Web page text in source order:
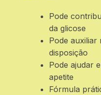
Pode
da glicose
Pode auxiliar
disposição
Pode ajudar
apetite
Fórmula